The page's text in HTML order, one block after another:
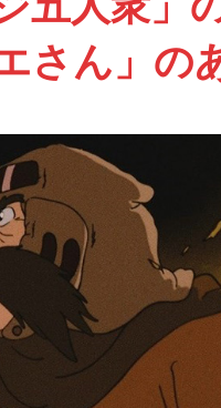
さん」の